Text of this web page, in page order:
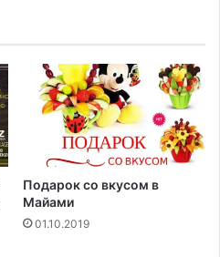
Подарок со вкусом в
Майами
01.10.2019